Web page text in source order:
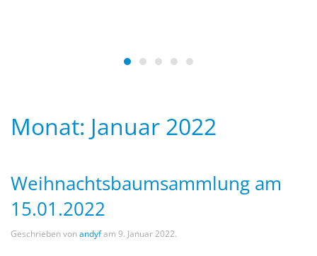
Wasserwacht Schondorf
Wasserwacht Schondorf
Wasserwacht Schondorf
Wasserwacht Schondorf
Monat: Januar 2022
Weihnachtsbaumsammlung am
15.01.2022
Geschrieben vonandyfam 9. Januar 2022.